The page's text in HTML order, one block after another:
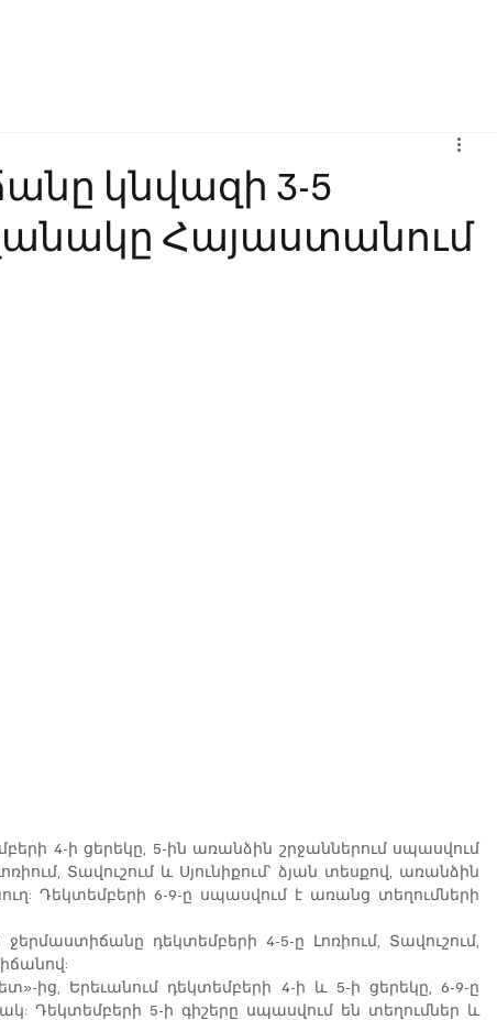
կնվազի 3-5
Հայաստանում
4-ի ցերեկը, 5-ին առանձին շրջաններում սպասվում
Տավուշում և Սյունիքում՝ ձյան տեսքով, առանձին
Դեկտեմբերի 6-9-ը սպասվում է առանց տեղումների
դեկտեմբերի 4-5-ը Լոռիում, Տավուշում,
ից, Երեւանում դեկտեմբերի 4-ի և 5-ի ցերեկը, 6-9-ը
Դեկտեմբերի 5-ի գիշերը սպասվում են տեղումներ և